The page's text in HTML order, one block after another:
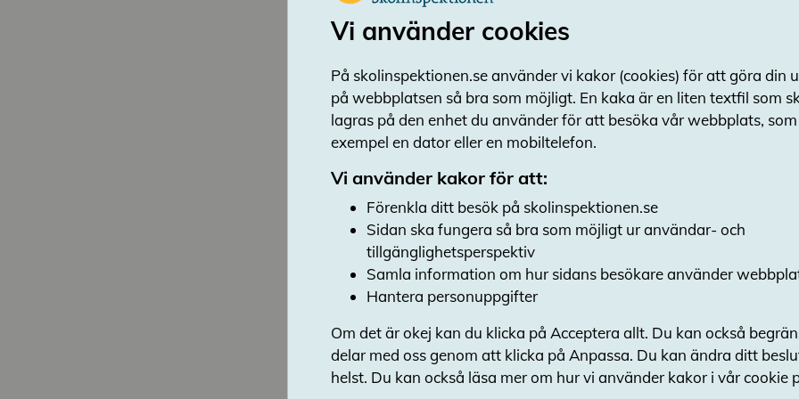
Du kan också anmäla till Digg om du tycker
som är oskäligt betungande ska granskas,
tillgänglighetsredogörelse har brister eller
hanterat din begäran om tillgängliggörande
Digg.se - anmälan
Teknisk information om
tillgänglighet
Den här webbplatsen är delvis förenlig med
digital offentlig service, på grund av de
Innehåll som inte är
Det innehåll som beskrivs nedan är på ett
tillgängligt.
Bristande förenlighet med
Vi använder cookies
På skolinspektionen.se använder vi kakor (cookies) för att göra din
på webbplatsen så bra som möjligt. En kaka är en liten textfil som
lagras på den enhet du använder för att besöka vår webbplats,
exempel en dator eller en mobiltelefon.
Vi använder kakor för att:
Förenkla ditt besök på skolinspektionen.se
Sidan ska fungera så bra som möjligt ur användar- och
tillgänglighetsperspektiv
Samla information om hur sidans besökare använder
Hantera personuppgifter
Om det är okej kan du klicka på Acceptera allt. Du kan också
delar med oss genom att klicka på Anpassa. Du kan ändra ditt
helst. Du kan också läsa mer om hur vi använder kakor i vår cookie